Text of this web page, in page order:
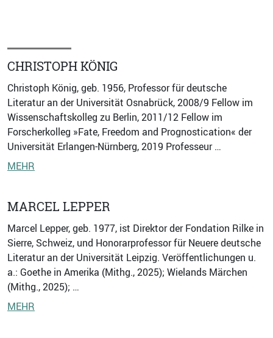
CHRISTOPH KÖNIG
Christoph König, geb. 1956, Professor für deutsche
Literatur an der Universität Osnabrück, 2008/9 Fellow im
Wissenschaftskolleg zu Berlin, 2011/12 Fellow im
Forscherkolleg »Fate, Freedom and Prognostication« der
Universität Erlangen-Nürnberg, 2019 Professeur …
MEHR
MARCEL LEPPER
Marcel Lepper, geb. 1977, ist Direktor der Fondation Rilke in
Sierre, Schweiz, und Honorarprofessor für Neuere deutsche
Literatur an der Universität Leipzig. Veröffentlichungen u.
a.: Goethe in Amerika (Mithg., 2025); Wielands Märchen
(Mithg., 2025); …
MEHR